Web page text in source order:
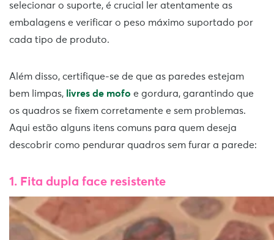
selecionar o suporte, é crucial ler atentamente as
embalagens e verificar o peso máximo suportado por
cada tipo de produto.
Além disso, certifique-se de que as paredes estejam
bem limpas, livres de mofo e gordura, garantindo que
os quadros se fixem corretamente e sem problemas.
Aqui estão alguns itens comuns para quem deseja
descobrir como pendurar quadros sem furar a parede:
1. Fita dupla face resistente